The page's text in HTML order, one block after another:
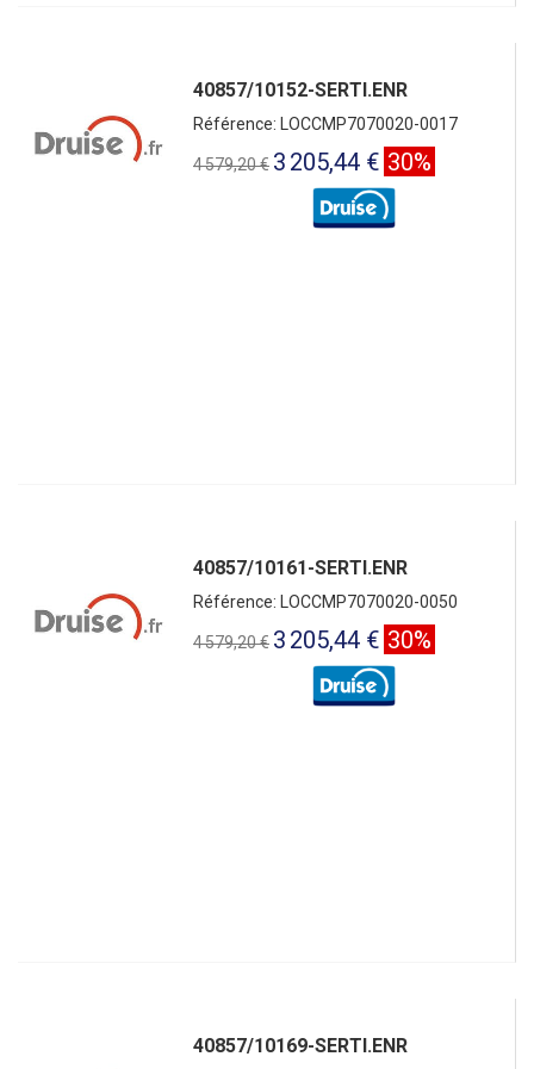
40857/10152-SERTI.ENR
Référence: LOCCMP7070020-0017
4 579,20 € 3 205,44 € 30%
40857/10161-SERTI.ENR
Référence: LOCCMP7070020-0050
4 579,20 € 3 205,44 € 30%
40857/10169-SERTI.ENR